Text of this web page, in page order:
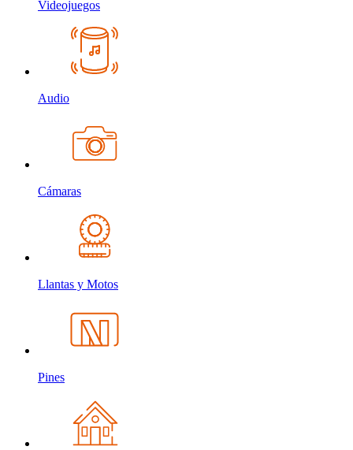
Videojuegos
Audio
Cámaras
Llantas y Motos
Pines